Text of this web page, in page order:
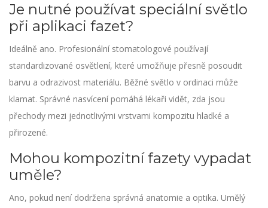
Je nutné používat speciální světlo
při aplikaci fazet?
Ideálně ano. Profesionální stomatologové používají
standardizované osvětlení, které umožňuje přesně posoudit
barvu a odrazivost materiálu. Běžné světlo v ordinaci může
klamat. Správné nasvícení pomáhá lékaři vidět, zda jsou
přechody mezi jednotlivými vrstvami kompozitu hladké a
přirozené.
Mohou kompozitní fazety vypadat
uměle?
Ano, pokud není dodržena správná anatomie a optika. Umělý